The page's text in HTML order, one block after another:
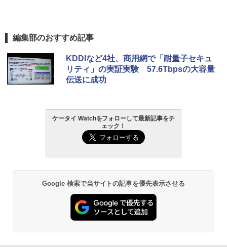
編集部のおすすめ記事
KDDIなど4社、商用網で「耐量子セキュ
リティ」の実証実験 57.6Tbpsの大容量
伝送に成功
ケータイ Watchをフォローして最新記事をチ
ェック！
Google 検索で当サイトの記事を優先表示させる